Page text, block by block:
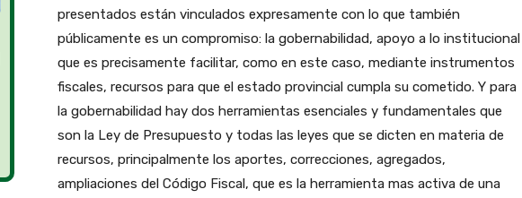
presentados están vinculados expresamente con lo que también
públicamente es un compromiso: la gobernabilidad, apoyo a lo institucional
que es precisamente facilitar, como en este caso, mediante instrumentos
fiscales, recursos para que el estado provincial cumpla su cometido. Y para
la gobernabilidad hay dos herramientas esenciales y fundamentales que
son la Ley de Presupuesto y todas las leyes que se dicten en materia de
recursos, principalmente los aportes, correcciones, agregados,
ampliaciones del Código Fiscal, que es la herramienta mas activa de una